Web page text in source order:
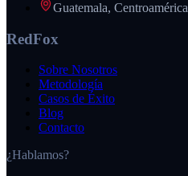
Guatemala, Centroamérica
RedFox
Sobre Nosotros
Metodología
Casos de Éxito
Blog
Contacto
¿Hablamos?